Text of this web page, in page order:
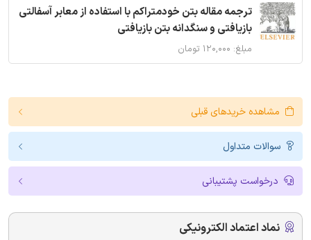
ترجمه مقاله بتن خودمتراکم با استفاده از معابر آسفالتی
بازیافتی و سنگدانه بتن بازیافتی
مبلغ: ۱۲۰,۰۰۰ تومان
مشاهده خریدهای قبلی
سوالات متداول
درخواست پشتیبانی
نماد اعتماد الکترونیکی